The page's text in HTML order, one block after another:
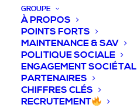
GROUPE
À PROPOS
POINTS FORTS
MAINTENANCE & SAV
POLITIQUE SOCIALE
ENGAGEMENT SOCIÉTAL
PARTENAIRES
CHIFFRES CLÉS
RECRUTEMENT